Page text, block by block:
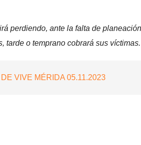
perdiendo, ante la falta de planeación
tarde o temprano cobrará sus víctimas.
DE VIVE MÉRIDA 05.11.2023